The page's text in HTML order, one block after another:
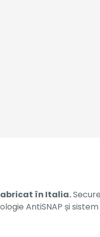
în Italia.
AntiSNAP și